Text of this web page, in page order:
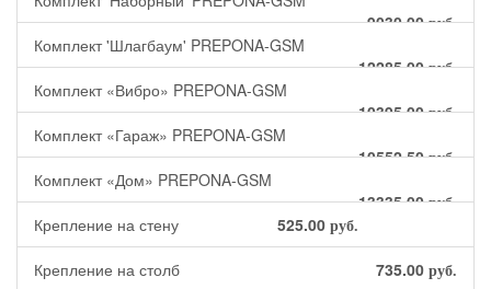
9030.00руб.
Комплект 'Шлагбаум' PREPONA-GSM
12285.00руб.
Комплект «Вибро» PREPONA-GSM
10395.00руб.
Комплект «Гараж» PREPONA-GSM
10552.50руб.
Комплект «Дом» PREPONA-GSM
13335.00руб.
Крепление на стену 525.00 руб.
Крепление на столб 735.00 руб.